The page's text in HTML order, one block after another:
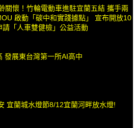
關懷！竹輪電動車進駐宜蘭五結 攜手兩
啟動「碳中和實踐據點」 宣布開放10
請「人車雙健檢」公益活動
發展東台灣第一所AI高中
宜蘭城水燈節8/12宜蘭河畔放水燈!